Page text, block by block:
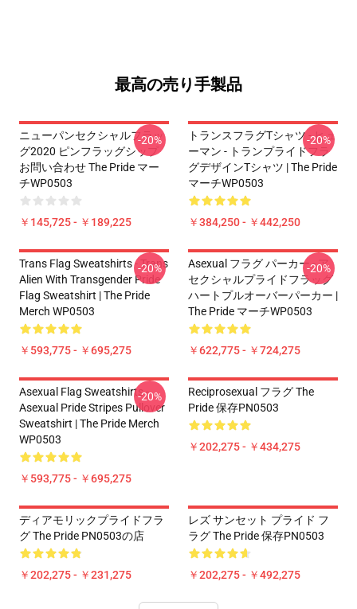
最高の売り手製品
ニューパンセクシャルフラッ
グ2020 ピンフラッグシップ
お問い合わせ The Pride マー
チWP0503
￥145,725 - ￥189,225
-20%
トランスフラグTシャツ - ヒュ
ーマン - トランプライドフラ
グデザインTシャツ | The Pride
マーチWP0503
￥384,250 - ￥442,250
-20%
Trans Flag Sweatshirts - Trans
Alien With Transgender Pride
Flag Sweatshirt | The Pride
Merch WP0503
￥593,775 - ￥695,275
-20%
Asexual フラグ パーカー - ア
セクシャルプライドフラッグ
ハートプルオーバーパーカー |
The Pride マーチWP0503
￥622,775 - ￥724,275
-20%
Asexual Flag Sweatshirts -
Asexual Pride Stripes Pullover
Sweatshirt | The Pride Merch
WP0503
￥593,775 - ￥695,275
-20%
Reciprosexual フラグ The
Pride 保存PN0503
￥202,275 - ￥434,275
ディアモリックプライドフラ
グ The Pride PN0503の店
￥202,275 - ￥231,275
レズ サンセット プライド フ
ラグ The Pride 保存PN0503
￥202,275 - ￥492,275